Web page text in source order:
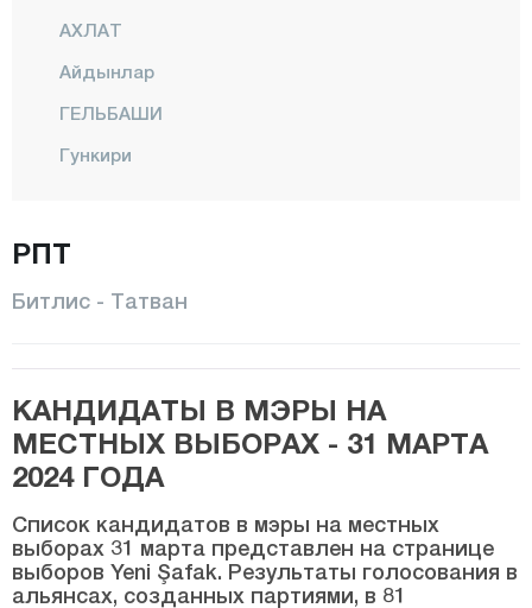
АХЛАТ
Айдынлар
ГЕЛЬБАШИ
Гункири
Овакишла
ТАТВАН
Йолалан
Болу
Бурдур
РПТ
Битлис - Татван
КАНДИДАТЫ В МЭРЫ НА
МЕСТНЫХ ВЫБОРАХ - 31 МАРТА
2024 ГОДА
Список кандидатов в мэры на местных
выборах 31 марта представлен на странице
выборов Yeni Şafak. Результаты голосования в
альянсах, созданных партиями, в 81